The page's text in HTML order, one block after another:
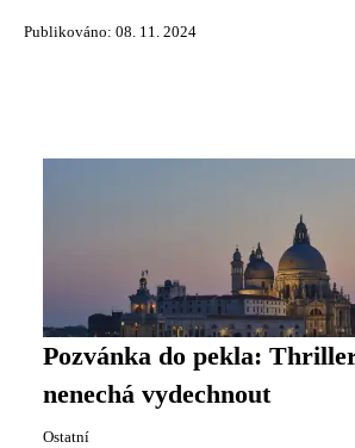
Publikováno: 08. 11. 2024
Pozvánka do pekla:
nenechá vydechnout
Ostatní